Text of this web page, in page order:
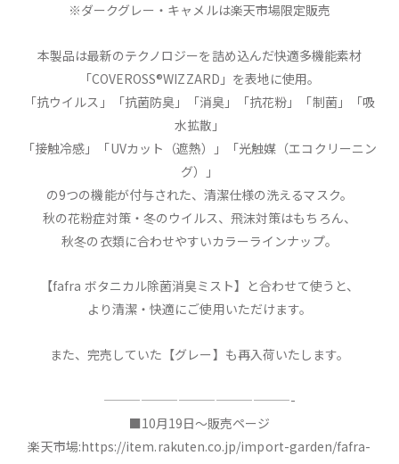
※ダークグレー・キャメルは楽天市場限定販売
本製品は最新のテクノロジーを詰め込んだ快適多機能素材
「COVEROSS®WIZZARD」を表地に使用。
「抗ウイルス」「抗菌防臭」「消臭」「抗花粉」「制菌」「吸
水拡散」
「接触冷感」「UVカット（遮熱）」「光触媒（エコクリーニン
グ）」
の9つの機能が付与された、清潔仕様の洗えるマスク。
秋の花粉症対策・冬のウイルス、飛沫対策はもちろん、
秋冬の衣類に合わせやすいカラーラインナップ。
【fafra ボタニカル除菌消臭ミスト】と合わせて使うと、
より清潔・快適にご使用いただけます。
また、完売していた【グレー】も再入荷いたします。
———————————————-
■10月19日〜販売ページ
楽天市場:https://item.rakuten.co.jp/import-garden/fafra-